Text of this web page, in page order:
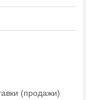
(продажи)